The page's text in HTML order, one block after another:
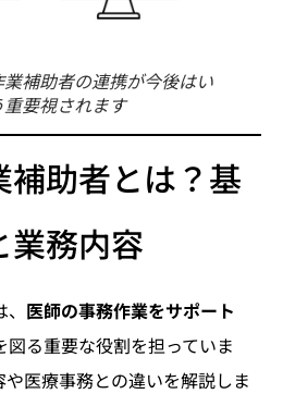
補助者の連携が今後はい
重要視されます
補助者とは？基
業務内容
医師の事務作業をサポート
図る重要な役割を担っていま
医療事務との違いを解説しま